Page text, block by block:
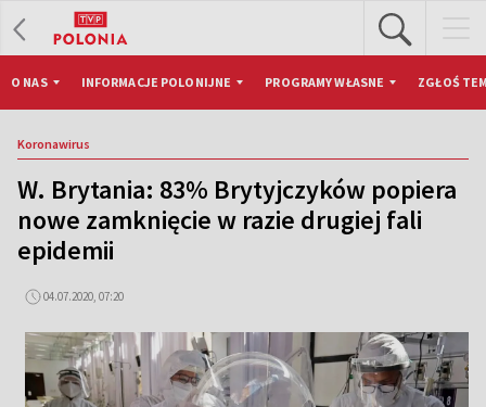
O NAS INFORMACJE POLONIJNE PROGRAMY WŁASNE ZGŁOŚ
Koronawirus
W. Brytania: 83% Brytyjczyków popiera
nowe zamknięcie w razie drugiej fali
epidemii
04.07.2020, 07:20